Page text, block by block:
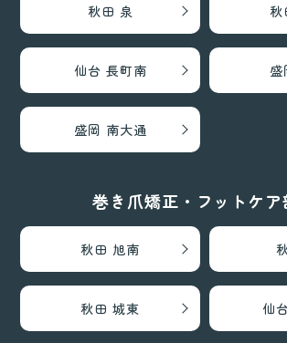
秋田 泉 秋
仙台 長町南 盛
盛岡 南大通
巻き爪矯正・フットケア
秋田 旭南
秋田 城東 仙